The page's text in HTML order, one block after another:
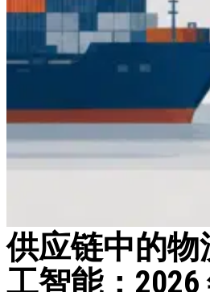
供应链中的物
工智能：2026